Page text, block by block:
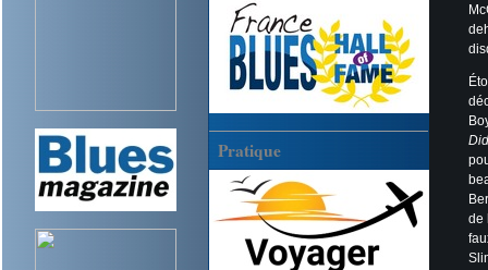
de
Pratique